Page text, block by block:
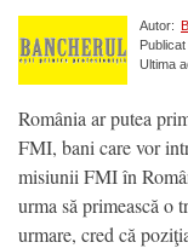
Autor:
Ultima
România ar putea
FMI, bani care vor
misiunii FMI în
urma să primească o
urmare, cred că